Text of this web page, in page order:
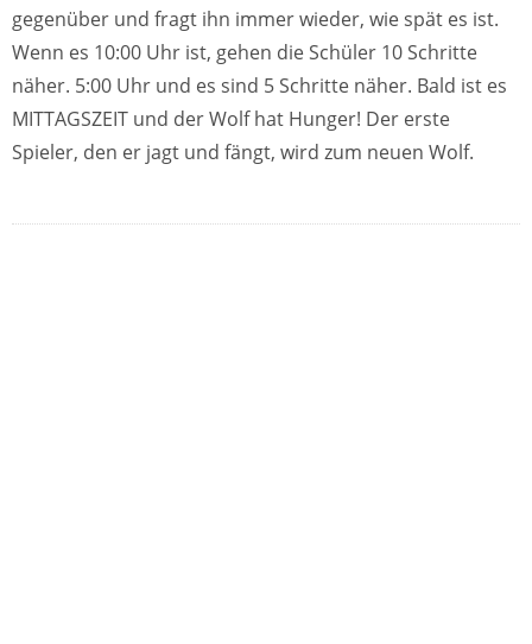
gegenüber und fragt ihn immer wieder, wie spät es ist.
Wenn es 10:00 Uhr ist, gehen die Schüler 10 Schritte
näher. 5:00 Uhr und es sind 5 Schritte näher. Bald ist es
MITTAGSZEIT und der Wolf hat Hunger! Der erste
Spieler, den er jagt und fängt, wird zum neuen Wolf.